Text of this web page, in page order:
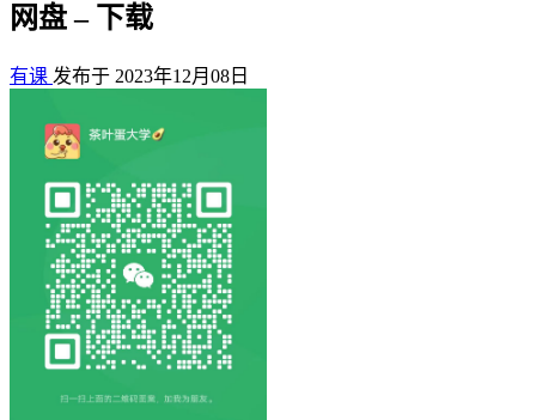
网盘 – 下载
有课 发布于 2023年12月08日